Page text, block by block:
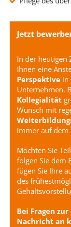
Jetzt
In der heutigen
Ihnen eine
Perspektive in
Unternehmen.
Kollegialität
Wunsch mit
immer auf dem
Möchten Sie
folgen Sie dem
fügen Sie Ihre
des
Bei Fragen
Nachricht an